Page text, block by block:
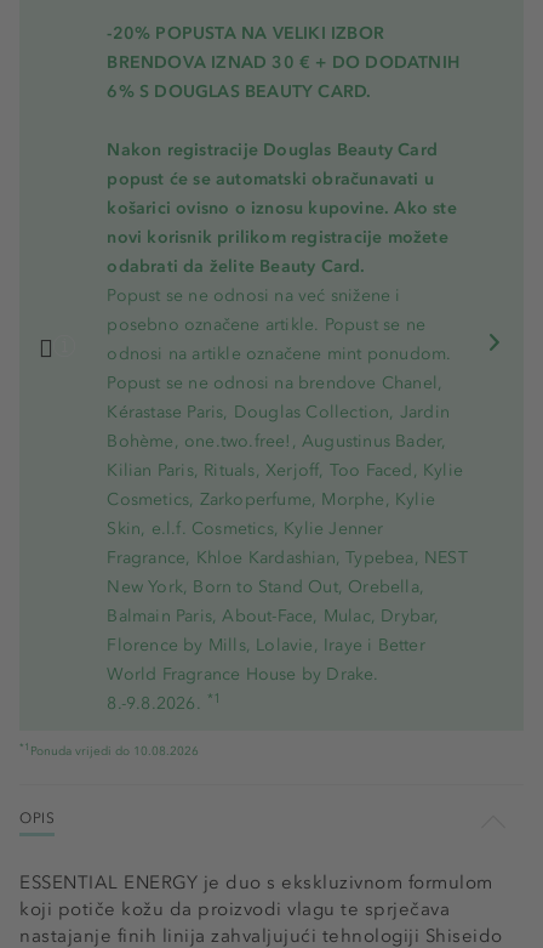
-20% POPUSTA NA VELIKI IZBOR
BRENDOVA IZNAD 30 € + DO DODATNIH
6% S DOUGLAS BEAUTY CARD.
Nakon registracije Douglas Beauty Card
popust će se automatski obračunavati u
košarici ovisno o iznosu kupovine. Ako ste
novi korisnik prilikom registracije možete
odabrati da želite Beauty Card.
Popust se ne odnosi na već snižene i
posebno označene artikle. Popust se ne
odnosi na artikle označene mint ponudom.
Popust se ne odnosi na brendove Chanel,
Kérastase Paris, Douglas Collection, Jardin
Bohème, one.two.free!, Augustinus Bader,
Kilian Paris, Rituals, Xerjoff, Too Faced, Kylie
Cosmetics, Zarkoperfume, Morphe, Kylie
Skin, e.l.f. Cosmetics, Kylie Jenner
Fragrance, Khloe Kardashian, Typebea, NEST
New York, Born to Stand Out, Orebella,
Balmain Paris, About-Face, Mulac, Drybar,
Florence by Mills, Lolavie, Iraye i Better
World Fragrance House by Drake.
8.-9.8.2026. *1
*1 Ponuda vrijedi do 10.08.2026
OPIS
ESSENTIAL ENERGY je duo s ekskluzivnom formulom
koji potiče kožu da proizvodi vlagu te sprječava
nastajanje finih linija zahvaljujući tehnologiji Shiseido